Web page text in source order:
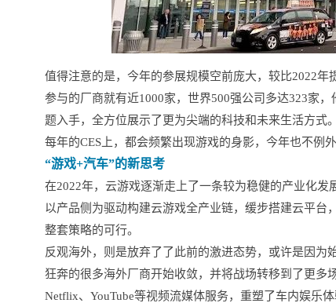
值得注意的是，今年的参展规模空前庞大，较比2022
参与的厂商就有近1000家，世界500强公司多达323家
题入手，全方位展示了更为尖端的科技和未来生活方式。
每年的CES上，都会频繁出现游戏的身影，今年也不例外
“游戏+汽车”的新思考
在2022年，云游戏逐渐走上了一条较为稳健的产业化
以产品侧为驱动构建云游戏全产业链，缓步搭建云平
整套策略的可行。
反观海外，则是放弃了了此前的激进态势，或许是因为
狂奔的很多海外厂商开始收敛，并将战场转移到了更
Netflix、YouTube等视频流媒体服务，重塑了车内娱乐